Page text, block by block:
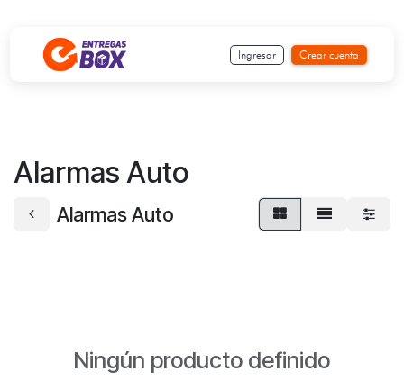
Ingresar Crear cuenta
Alarmas Auto
Alarmas Auto
Ningún producto definido